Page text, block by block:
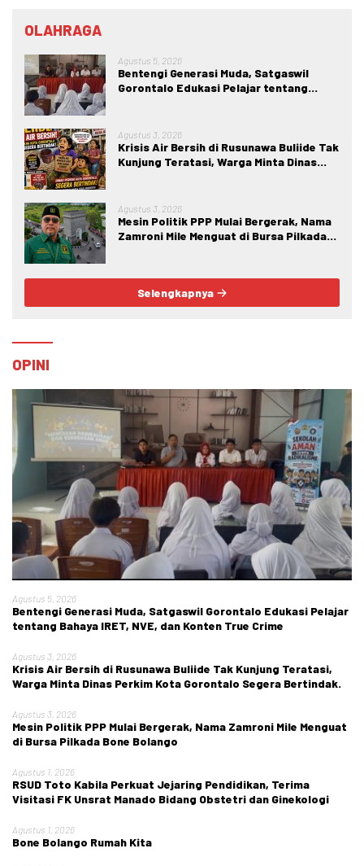
OLAHRAGA
Agustus 5, 2026
Bentengi Generasi Muda, Satgaswil
Gorontalo Edukasi Pelajar tentang
Agustus 3, 2026
Krisis Air Bersih di Rusunawa Buliide Tak
Kunjung Teratasi, Warga Minta Dinas
Agustus 3, 2026
Mesin Politik PPP Mulai Bergerak, Nama
Zamroni Mile Menguat di Bursa Pilkada
Selengkapnya
OPINI
Agustus 5, 2026
Bentengi Generasi Muda, Satgaswil Gorontalo Edukasi Pelajar
tentang Bahaya IRET, NVE, dan Konten True Crime
Agustus 3, 2026
Krisis Air Bersih di Rusunawa Buliide Tak Kunjung Teratasi,
Warga Minta Dinas Perkim Kota Gorontalo Segera Bertindak.
Agustus 3, 2026
Mesin Politik PPP Mulai Bergerak, Nama Zamroni Mile Menguat
di Bursa Pilkada Bone Bolango
Agustus 1, 2026
RSUD Toto Kabila Perkuat Jejaring Pendidikan, Terima
Visitasi FK Unsrat Manado Bidang Obstetri dan Ginekologi
Agustus 1, 2026
Bone Bolango Rumah Kita